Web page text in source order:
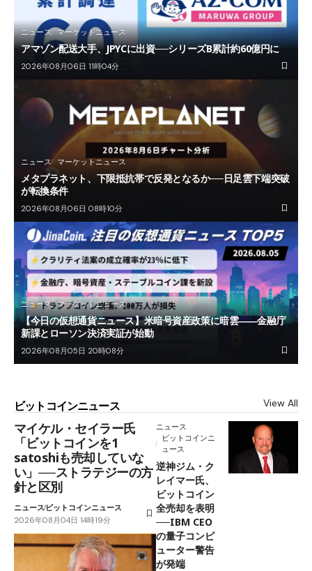
ニュース マーケットニュース
アマゾン配送大手、JPYCに出資──シリーズB累計約60億円に
2026年08月06日 11時04分
ニュース マーケットニュース
メタプラネット、下限抵抗帯で反発となるか──日足雲下端突破
が転換条件
2026年08月06日 08時10分
ニュース マーケットニュース
【今日の仮想通貨ニュース】米暗号資産政策に暗雲――金融庁
新課とローソン決済実証が始動
2026年08月05日 20時08分
ビットコインニュース View All
マイケル・セイラー氏
「ビットコインを1
satoshiも売却していな
い」──ストラテジーの方
針と区別
ニュースビットコインニュース
2026年08月04日 14時19分
ニュース
ビットコインニ
ュース
逆神ジム・ク
レイマー氏、
ビットコイン
全売却を表明
──IBM CEO
の量子コンピ
ューター警告
が発端